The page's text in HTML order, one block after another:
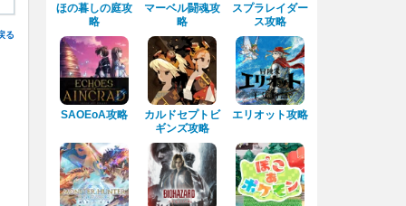
る
ほの暮しの庭攻
略
マーベル闘魂攻
略
スプラレイダー
ス攻略
SAOEoA攻略
カルドセプトビ
ギンズ攻略
エリオット攻略